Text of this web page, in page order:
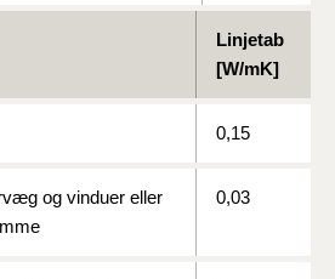
Linjetab
[W/mK]
0,15
og vinduer eller
0,03